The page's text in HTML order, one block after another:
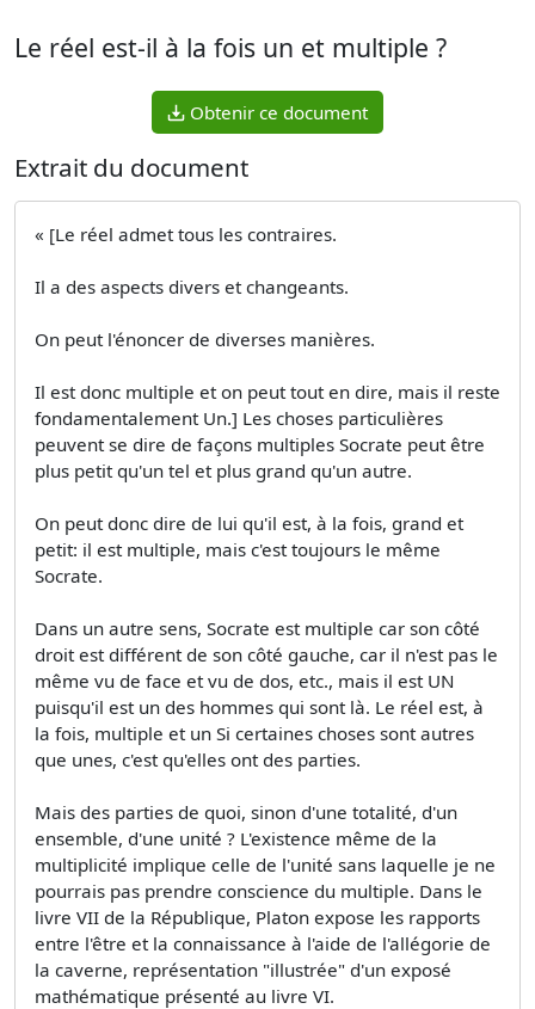
Le réel est-il à la fois un et multiple ?
Obtenir ce document
Extrait du document
« [Le réel admet tous les contraires.
Il a des aspects divers et changeants.
On peut l'énoncer de diverses manières.
Il est donc multiple et on peut tout en dire, mais il reste
fondamentalement Un.] Les choses particulières
peuvent se dire de façons multiples Socrate peut être
plus petit qu'un tel et plus grand qu'un autre.
On peut donc dire de lui qu'il est, à la fois, grand et
petit: il est multiple, mais c'est toujours le même
Socrate.
Dans un autre sens, Socrate est multiple car son côté
droit est différent de son côté gauche, car il n'est pas le
même vu de face et vu de dos, etc., mais il est UN
puisqu'il est un des hommes qui sont là. Le réel est, à
la fois, multiple et un Si certaines choses sont autres
que unes, c'est qu'elles ont des parties.
Mais des parties de quoi, sinon d'une totalité, d'un
ensemble, d'une unité ? L'existence même de la
multiplicité implique celle de l'unité sans laquelle je ne
pourrais pas prendre conscience du multiple. Dans le
livre VII de la République, Platon expose les rapports
entre l'être et la connaissance à l'aide de l'allégorie de
la caverne, représentation "illustrée" d'un exposé
mathématique présenté au livre VI.